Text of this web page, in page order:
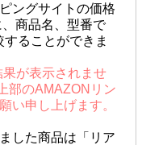
ングサイトの価格
商品名、型番で
ることができま
が表示されませ
部のAMAZONリン
い申し上げます。
した商品は「リア